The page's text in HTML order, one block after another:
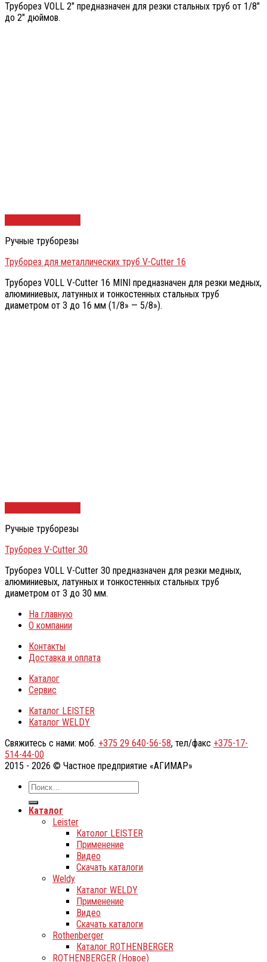
Труборез VOLL 2″ предназначен для резки стальных труб от 1/8″
до 2″ дюймов.
Ручные труборезы
Труборез для металлических труб V-Cutter 16
Труборез VOLL V-Cutter 16 MINI предназначен для резки медных,
алюминиевых, латунных и тонкостенных стальных труб
диаметром от 3 до 16 мм (1/8» — 5/8»).
Ручные труборезы
Труборез V-Cutter 30
Труборез VOLL V-Cutter 30 предназначен для резки медных,
алюминиевых, латунных и тонкостенных стальных труб
диаметром от 3 до 30 мм.
На главную
О компании
Контакты
Доставка и оплата
Каталог
Сервис
Каталог LEISTER
Каталог WELDY
Свяжитесь с нами: моб. +375 29 640-56-58, тел/факс +375-17-
514-44-00
2015 - 2026 © Частное предприятие «АГИМАР»
Каталог
Leister
Католог LEISTER
Применение
Видео
Скачать каталоги
Weldy
Каталог WELDY
Применение
Видео
Скачать каталоги
Rothenberger
Каталог ROTHENBERGER
ROTHENBERGER (Новое)